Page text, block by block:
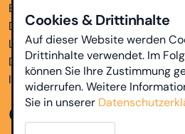
Bankverbindungen
Downloads
Links
Datenschutz
Impressum
Cookies & Drittinhalte
Auf dieser Website werden
Drittinhalte verwendet. Im
können Sie Ihre Zustimmung
widerrufen. Weitere
Sie in unserer